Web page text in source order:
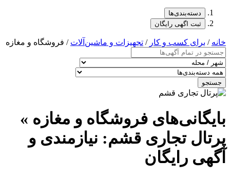
دسته‌بندی‌ها
ثبت اگهی رایگان
خانه / برای کسب و کار / تجهیزات و ماشین‌آلات / فروشگاه و مغازه
جستجو
بایگانی‌های فروشگاه و مغازه »
پرتال تجاری قشم: نیازمندی و
آگهی رایگان